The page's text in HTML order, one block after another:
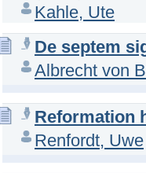
Kahle, Ute
De septem
Albrecht von
Reformation
Renfordt, Uwe